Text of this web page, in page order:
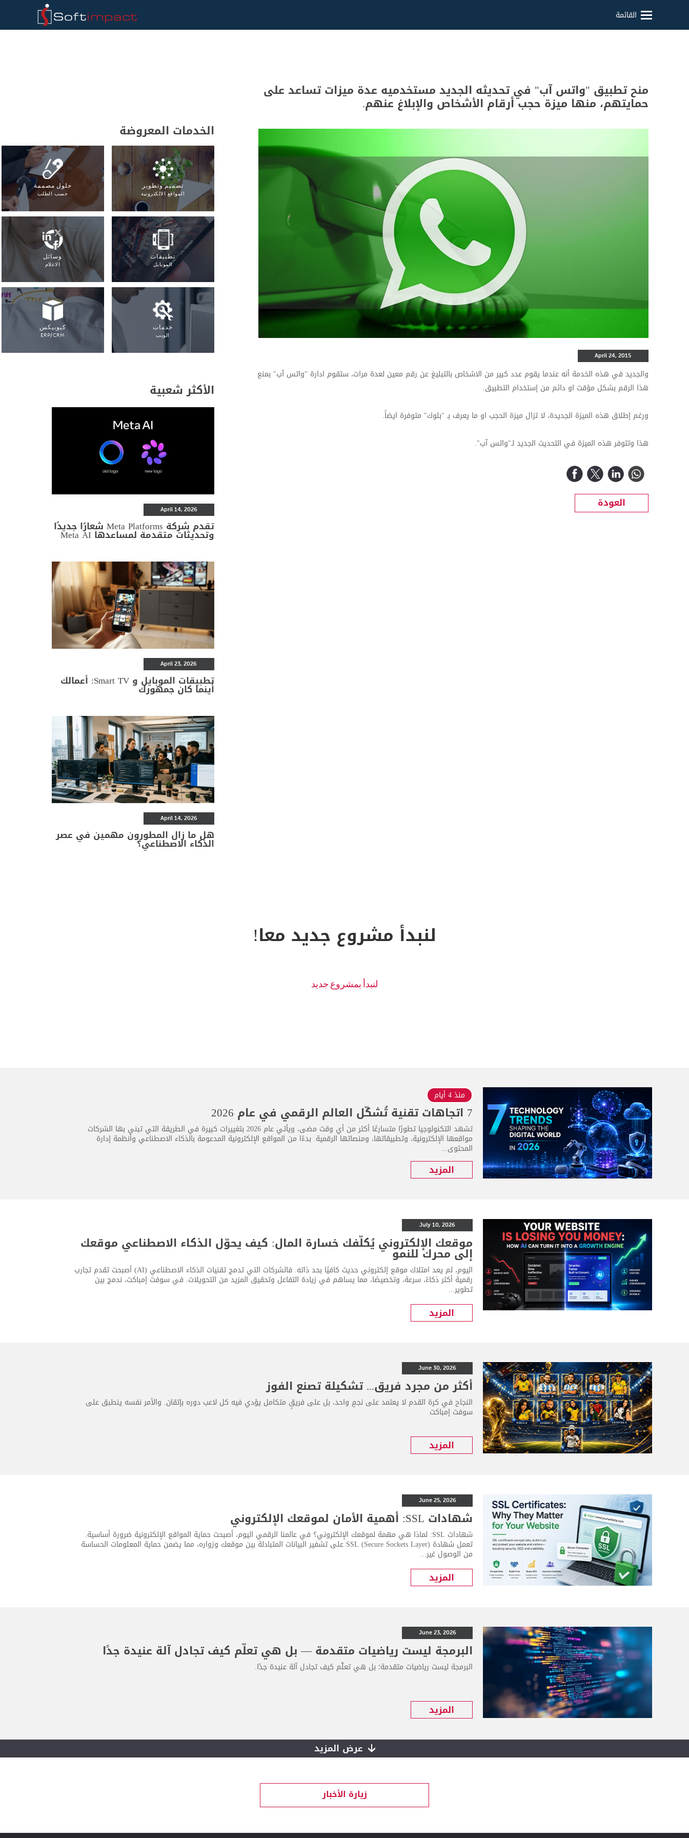
القائمة
منح تطبيق "واتس آب" في تحديثه الجديد مستخدميه عدة ميزات تساعد على
حمايتهم، منها ميزة حجب أرقام الأشخاص والإبلاغ عنهم.
April 24, 2015
والجديد في هذه الخدمة أنه عندما يقوم عدد كبير من الاشخاص بالتبليغ عن رقم معين لعدة مرات، ستقوم ادارة "واتس آب" بمنع
هذا الرقم بشكل مؤقت او دائم من إستخدام التطبيق.
ورغم إطلاق هذه الميزة الجديدة، لا تزال ميزة الحجب او ما يعرف بـ "بلوك" متوفرة ايضاً.
هذا وتتوفر هذه الميزة في التحديث الجديد لـ"واتس آب".
العودة
الخدمات المعروضة
تصميم وتطوير
المواقع الالكترونية
حلول مصممة
حسب الطلب
تطبيقات
الموبايل
وسائل
الاعلام
خدمات
الويب
كيوبيكس
ERP/CRM
الأكثر شعبية
April 14, 2026
تقدم شركة Meta Platforms شعارًا جديدًا
وتحديثات متقدمة لمساعدها Meta AI
April 23, 2026
تطبيقات الموبايل و Smart TV: أعمالك
أينما كان جمهورك
April 14, 2026
هل ما زال المطورون مهمين في عصر
الذكاء الاصطناعي؟
لنبدأ مشروع جديد معا!
منذ 4 أيام
7 اتجاهات تقنية تُشكّل العالم الرقمي في عام 2026
تشهد التكنولوجيا تطورًا متسارعًا أكثر من أي وقت مضى، ويأتي عام 2026 بتغييرات كبيرة في الطريقة التي تبني بها الشركات
مواقعها الإلكترونية، وتطبيقاتها، ومنصاتها الرقمية. بدءًا من المواقع الإلكترونية المدعومة بالذكاء الاصطناعي وأنظمة إدارة
المحتوى...
المزيد
July 10, 2026
موقعك الإلكتروني يُكلّفك خسارة المال: كيف يحوّل الذكاء الاصطناعي موقعك
إلى محرك للنمو
اليوم، لم يعد امتلاك موقع إلكتروني حديث كافيًا بحد ذاته. فالشركات التي تدمج تقنيات الذكاء الاصطناعي (AI) أصبحت تقدم تجارب
رقمية أكثر ذكاءً، سرعة، وتخصيصًا، مما يساهم في زيادة التفاعل وتحقيق المزيد من التحويلات. في سوفت إمباكت، ندمج بين
تطوير...
المزيد
June 30, 2026
أكثر من مجرد فريق... تشكيلة تصنع الفوز
النجاح في كرة القدم لا يعتمد على نجمٍ واحد، بل على فريقٍ متكامل يؤدي فيه كل لاعب دوره بإتقان. والأمر نفسه ينطبق على
سوفت إمباكت
المزيد
June 25, 2026
شهادات SSL: أهمية الأمان لموقعك الإلكتروني
شهادات SSL: لماذا هي مهمة لموقعك الإلكتروني؟ في عالمنا الرقمي اليوم، أصبحت حماية المواقع الإلكترونية ضرورة أساسية.
تعمل شهادة SSL (Secure Sockets Layer) على تشفير البيانات المتبادلة بين موقعك وزواره، مما يضمن حماية المعلومات الحساسة
من الوصول غير...
المزيد
June 23, 2026
البرمجة ليست رياضيات متقدمة — بل هي تعلّم كيف تجادل آلة عنيدة جدًا
البرمجة ليست رياضيات متقدمة؛ بل هي تعلّم كيف تجادل آلة عنيدة جدًا.
المزيد
عرض المزيد
زيارة الأخبار